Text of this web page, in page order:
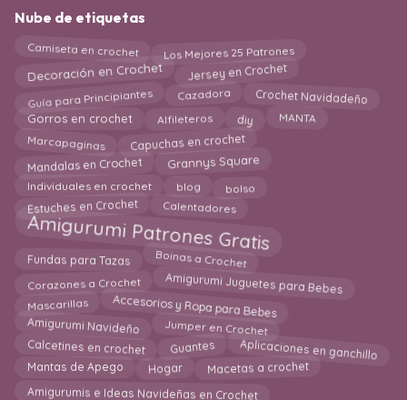
Nube de etiquetas
Camiseta en crochet Los Mejores 25 Patrones
Decoración en Crochet Jersey en Crochet
Guía para Principiantes Cazadora Crochet Navidadeño
Gorros en crochet Alfileteros diy MANTA
Marcapaginas Capuchas en crochet
Mandalas en Crochet Grannys Square
Individuales en crochet blog bolso
Estuches en Crochet Calentadores
Amigurumi Patrones Gratis
Fundas para Tazas Boinas a Crochet
Corazones a Crochet Amigurumi Juguetes para Bebes
Mascarillas Accesorios y Ropa para Bebes
Amigurumi Navideño Jumper en Crochet
Calcetines en crochet Guantes Aplicaciones en ganchillo
Mantas de Apego Hogar Macetas a crochet
Amigurumis e Ideas Navideñas en Crochet